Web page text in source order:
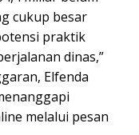
cukup besar
praktik
dinas,”
Elfenda
melalui pesan